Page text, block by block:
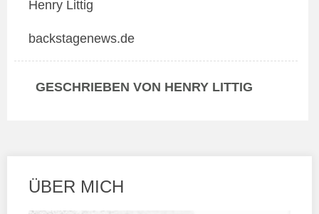
Henry Littig
backstagenews.de
GESCHRIEBEN VON HENRY LITTIG
ÜBER MICH